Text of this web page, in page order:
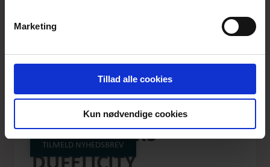
Marketing
Tillad alle cookies
Kun nødvendige cookies
MY GARDEN IS FULL
OF PEACOCKS
DUFELICITY
TILMELD NYHEDSBREV